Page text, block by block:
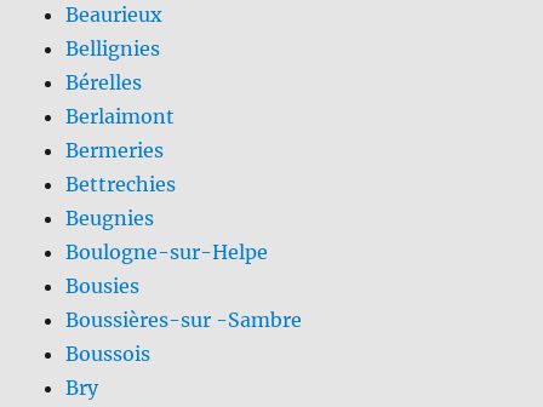
Beaurieux
Bellignies
Bérelles
Berlaimont
Bermeries
Bettrechies
Beugnies
Boulogne-sur-Helpe
Bousies
Boussières-sur -Sambre
Boussois
Bry